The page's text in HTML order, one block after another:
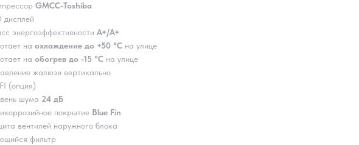
GMCC-Toshiba
дисплей
энергоэффективности А+/A+
на охлаждение до +50 °C на улице
на обогрев до -15 °C на улице
жалюзи вертикально
(опция)
шума 24 дБ
покрытие Blue Fin
вентилей наружного блока
фильтр